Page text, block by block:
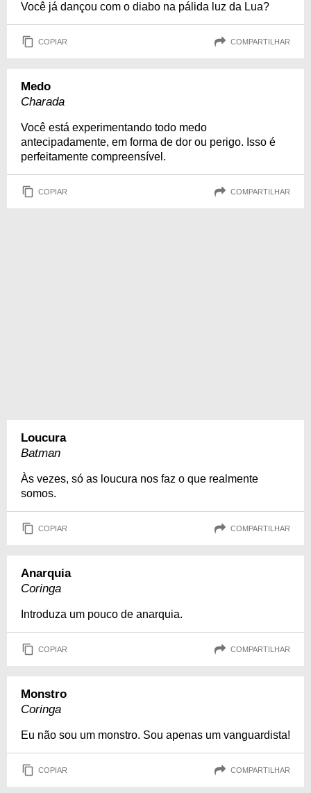
Você já dançou com o diabo na pálida luz da Lua?
COPIAR COMPARTILHAR
Medo
Charada
Você está experimentando todo medo
antecipadamente, em forma de dor ou perigo. Isso é
perfeitamente compreensível.
COPIAR COMPARTILHAR
Loucura
Batman
Às vezes, só as loucura nos faz o que realmente
somos.
COPIAR COMPARTILHAR
Anarquia
Coringa
Introduza um pouco de anarquia.
COPIAR COMPARTILHAR
Monstro
Coringa
Eu não sou um monstro. Sou apenas um vanguardista!
COPIAR COMPARTILHAR